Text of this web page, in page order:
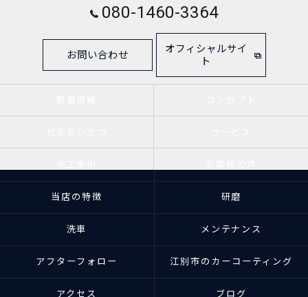
080-1460-3364
お問い合わせ
オフィシャルサイ
ト
当店の特徴 研磨
洗車 メンテナンス
アフターフォロー 江別市のカーコーティング
アクセス ブログ